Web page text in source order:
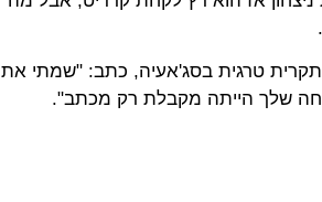
בתקרית טרגית בסג'אעיה, כתב: "שמתי את